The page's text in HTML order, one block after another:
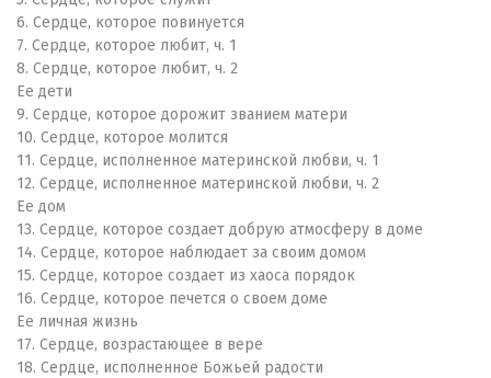
6. Сердце, которое повинуется
7. Сердце, которое любит, ч. 1
8. Сердце, которое любит, ч. 2
Ее дети
9. Сердце, которое дорожит званием матери
10. Сердце, которое молится
11. Сердце, исполненное материнской любви, ч. 1
12. Сердце, исполненное материнской любви, ч. 2
Ее дом
13. Сердце, которое создает добрую атмосферу в доме
14. Сердце, которое наблюдает за своим домом
15. Сердце, которое создает из хаоса порядок
16. Сердце, которое печется о своем доме
Ее личная жизнь
17. Сердце, возрастающее в вере
18. Сердце, исполненное Божьей радости